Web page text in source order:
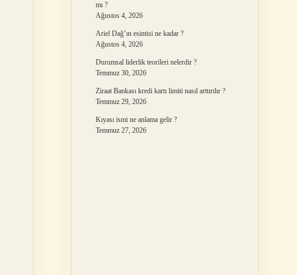
mı ?
Ağustos 4, 2026
Ariel Dağ’ın esintisi ne kadar ?
Ağustos 4, 2026
Durumsal liderlik teorileri nelerdir ?
Temmuz 30, 2026
Ziraat Bankası kredi kartı limiti nasıl arttırılır ?
Temmuz 29, 2026
Kıyası ismi ne anlama gelir ?
Temmuz 27, 2026